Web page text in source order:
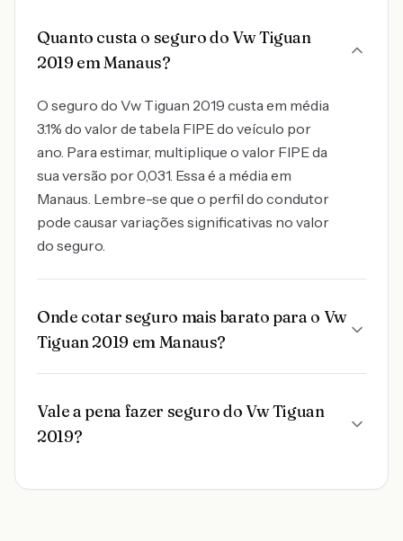
Quanto custa o seguro do Vw Tiguan
2019 em Manaus?
O seguro do Vw Tiguan 2019 custa em média
3.1% do valor de tabela FIPE do veículo por
ano. Para estimar, multiplique o valor FIPE da
sua versão por 0,031. Essa é a média em
Manaus. Lembre-se que o perfil do condutor
pode causar variações significativas no valor
do seguro.
Onde cotar seguro mais barato para o Vw
Tiguan 2019 em Manaus?
Vale a pena fazer seguro do Vw Tiguan
2019?